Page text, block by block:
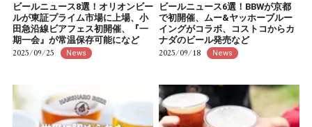
ビールニュース8選！オリオンビー
ルが東証プライム市場に上場、小
田急沿線ビアフェス初開催、『一
期一会』が常温保存可能になど
2025/09/25 News
ビールニュース6選！BBWが京都
で初開催、ムー&ヤッホーブルー
イングがコラボ、コストコからカ
ナダのビール発売など
2025/09/18 News